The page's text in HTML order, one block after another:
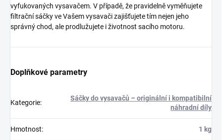
vyfukovaných vysavačem. V případě, že pravidelně vyměňujete
filtrační sáčky ve Vašem vysavači zajišťujete tím nejen jeho
správný chod, ale prodlužujete i životnost sacího motoru.
Doplňkové parametry
Kategorie:
Sáčky do vysavačů – originální i kompatibilní
náhradní díly
Hmotnost: 1 kg